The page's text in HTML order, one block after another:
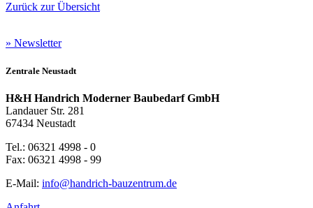
Zurück zur Übersicht
» Newsletter
Zentrale Neustadt
H&H Handrich Moderner Baubedarf GmbH
Landauer Str. 281
67434 Neustadt
Tel.: 06321 4998 - 0
Fax: 06321 4998 - 99
E-Mail: info@handrich-bauzentrum.de